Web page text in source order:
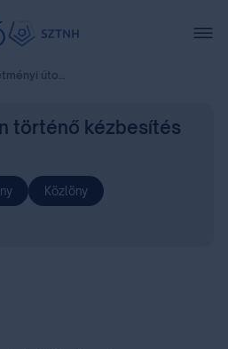
történő kézbesítés (2025.07.28.)
történő kézbesítés
Közlöny